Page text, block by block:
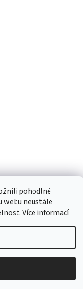
pohodlné
webu neustále
Více informací
Benešov. Všechna
cookies